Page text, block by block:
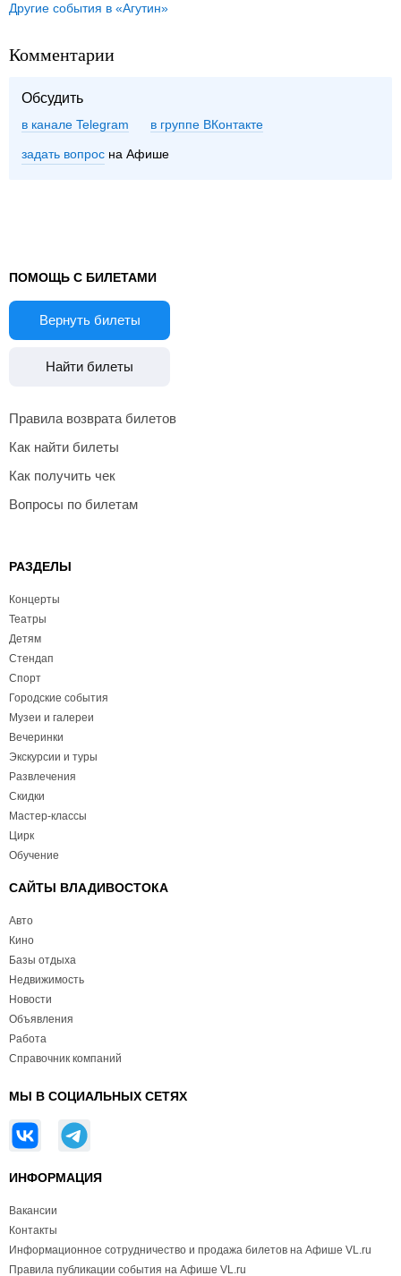
Другие события в «Агутин»
Комментарии
Обсудить
в канале Telegram группе ВКонтакте
задать вопрос на Афише
ПОМОЩЬ С БИЛЕТАМИ
Вернуть билеты
Найти билеты
Правила возврата билетов
Как найти билеты
Как получить чек
Вопросы по билетам
РАЗДЕЛЫ
Концерты
Театры
Детям
Стендап
Спорт
Городские события
Музеи и галереи
Вечеринки
Экскурсии и туры
Развлечения
Скидки
Мастер-классы
Цирк
Обучение
САЙТЫ ВЛАДИВОСТОКА
Авто
Кино
Базы отдыха
Недвижимость
Новости
Объявления
Работа
Справочник компаний
МЫ В СОЦИАЛЬНЫХ СЕТЯХ
ИНФОРМАЦИЯ
Вакансии
Контакты
Информационное сотрудничество и продажа билетов на Афише VL.ru
Правила публикации события на Афише VL.ru